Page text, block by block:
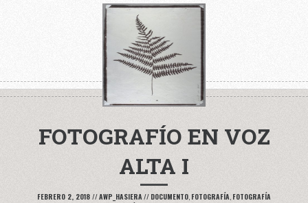
FOTOGRAFÍO EN VOZ
ALTA I
FEBRERO 2, 2018 //AWP_HASIERA// DOCUMENTO, FOTOGRAFÍA, FOTOGRAFÍA